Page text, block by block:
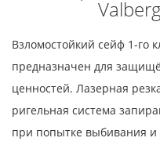
Взломостойкий сейф 1-го
предназначен для
ценностей. Лазерная
ригельная система
при попытке выбивания